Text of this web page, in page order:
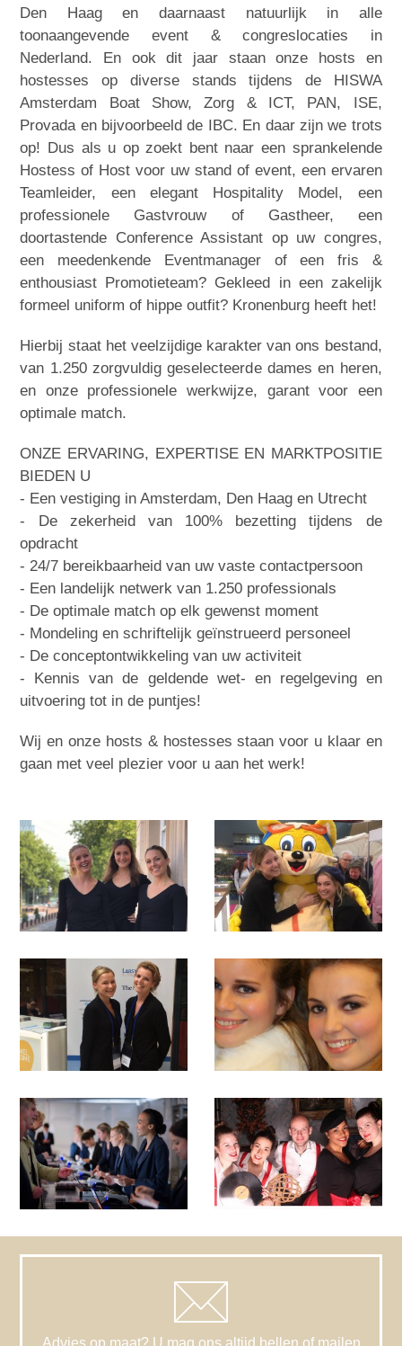
Den Haag en daarnaast natuurlijk in alle
toonaangevende event & congreslocaties in
Nederland. En ook dit jaar staan onze hosts en
hostesses op diverse stands tijdens de HISWA
Amsterdam Boat Show, Zorg & ICT, PAN, ISE,
Provada en bijvoorbeeld de IBC. En daar zijn we trots
op! Dus als u op zoekt bent naar een sprankelende
Hostess of Host voor uw stand of event, een ervaren
Teamleider, een elegant Hospitality Model, een
professionele Gastvrouw of Gastheer, een
doortastende Conference Assistant op uw congres,
een meedenkende Eventmanager of een fris &
enthousiast Promotieteam? Gekleed in een zakelijk
formeel uniform of hippe outfit? Kronenburg heeft het!
Hierbij staat het veelzijdige karakter van ons bestand,
van 1.250 zorgvuldig geselecteerde dames en heren,
en onze professionele werkwijze, garant voor een
optimale match.
ONZE ERVARING, EXPERTISE EN MARKTPOSITIE
BIEDEN U
- Een vestiging in Amsterdam, Den Haag en Utrecht
- De zekerheid van 100% bezetting tijdens de
opdracht
- 24/7 bereikbaarheid van uw vaste contactpersoon
- Een landelijk netwerk van 1.250 professionals
- De optimale match op elk gewenst moment
- Mondeling en schriftelijk geïnstrueerd personeel
- De conceptontwikkeling van uw activiteit
- Kennis van de geldende wet- en regelgeving en
uitvoering tot in de puntjes!
Wij en onze hosts & hostesses staan voor u klaar en
gaan met veel plezier voor u aan het werk!